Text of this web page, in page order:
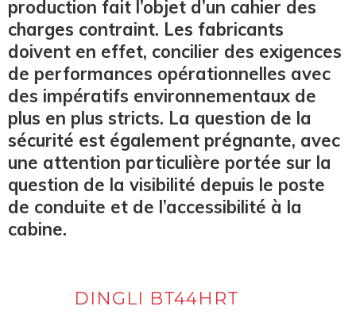
production fait l’objet d’un cahier des
charges contraint. Les fabricants
doivent en effet, concilier des exigences
de performances opérationnelles avec
des impératifs environnementaux de
plus en plus stricts. La question de la
sécurité est également prégnante, avec
une attention particulière portée sur la
question de la visibilité depuis le poste
de conduite et de l’accessibilité à la
cabine.